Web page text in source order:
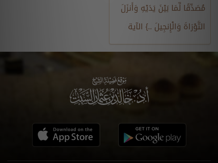
مُصَدِّقًا لِّمَا بَيْنَ يَدَيْهِ وَأَنزَلَ
التَّوْرَاةَ وَالْإِنجِيلَ ..} الآية